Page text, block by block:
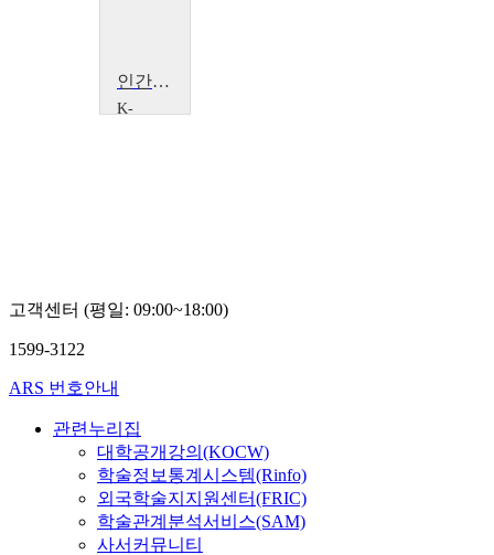
인간관계와 정신건강 /Human relationship and mental health
K-
고객센터 (평일: 09:00~18:00)
1599-3122
ARS 번호안내
관련누리집
대학공개강의(KOCW)
학술정보통계시스템(Rinfo)
외국학술지지원센터(FRIC)
학술관계분석서비스(SAM)
사서커뮤니티